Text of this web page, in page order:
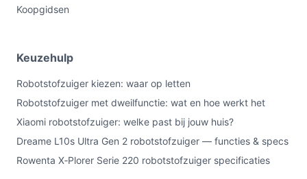
Accu: Lithium & Voltage 230 V:
volledige specificaties.
aanwezig voor flexibele aansturing.
Veelgestelde vragen
Is dit geschikt voor thuisgebruik / intensief gebruik /
dagelijks gebruik?
Koopgidsen
Keuzehulp
Robotstofzuiger kiezen: waar op letten
Robotstofzuiger met dweilfunctie: wat en hoe werkt het
Xiaomi robotstofzuiger: welke past bij jouw huis?
Dreame L10s Ultra Gen 2 robotstofzuiger — functies & specs
Rowenta X‑Plorer Serie 220 robotstofzuiger specificaties